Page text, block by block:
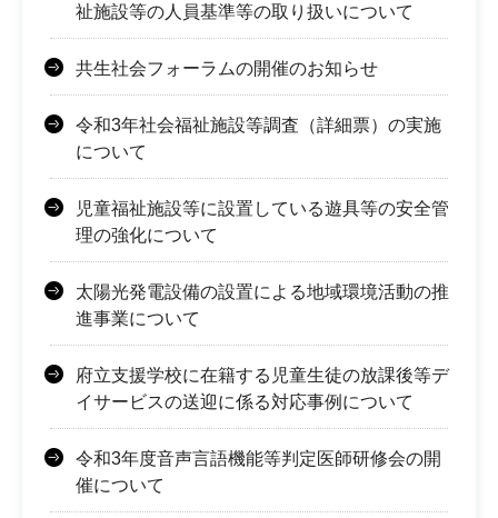
祉施設等の人員基準等の取り扱いについて
共生社会フォーラムの開催のお知らせ
令和3年社会福祉施設等調査（詳細票）の実施
について
児童福祉施設等に設置している遊具等の安全管
理の強化について
太陽光発電設備の設置による地域環境活動の推
進事業について
府立支援学校に在籍する児童生徒の放課後等デ
イサービスの送迎に係る対応事例について
令和3年度音声言語機能等判定医師研修会の開
催について